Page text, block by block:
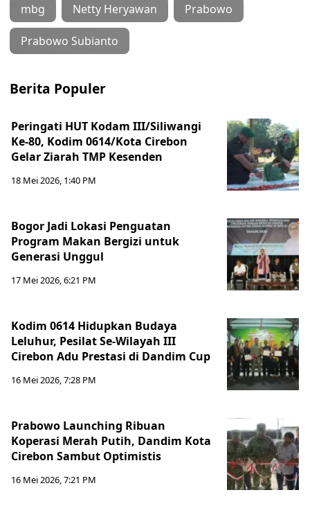
mbg Netty Heryawan Prabowo
Prabowo Subianto
Berita Populer
Peringati HUT Kodam III/Siliwangi
Ke-80, Kodim 0614/Kota Cirebon
Gelar Ziarah TMP Kesenden
18 Mei 2026, 1:40 PM
Bogor Jadi Lokasi Penguatan
Program Makan Bergizi untuk
Generasi Unggul
17 Mei 2026, 6:21 PM
Kodim 0614 Hidupkan Budaya
Leluhur, Pesilat Se-Wilayah III
Cirebon Adu Prestasi di Dandim Cup
16 Mei 2026, 7:28 PM
Prabowo Launching Ribuan
Koperasi Merah Putih, Dandim Kota
Cirebon Sambut Optimistis
16 Mei 2026, 7:21 PM